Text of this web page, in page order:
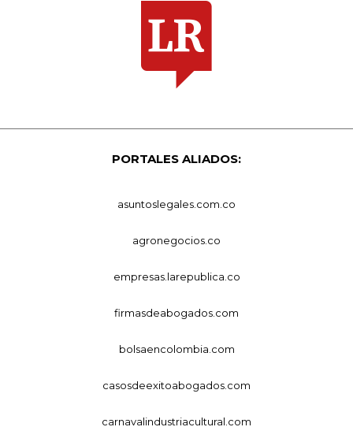
PORTALES ALIADOS:
asuntoslegales.com.co
agronegocios.co
empresas.larepublica.co
firmasdeabogados.com
bolsaencolombia.com
casosdeexitoabogados.com
carnavalindustriacultural.com